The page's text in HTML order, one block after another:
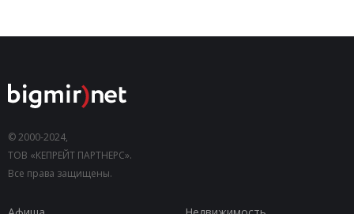
© 2000-2024,
ТОВ «КЕПРЕЙТ ПАРТНЕРС».
Все права защищены.